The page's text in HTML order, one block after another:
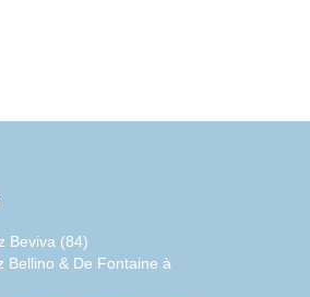
Beviva (84)
Bellino & De Fontaine à